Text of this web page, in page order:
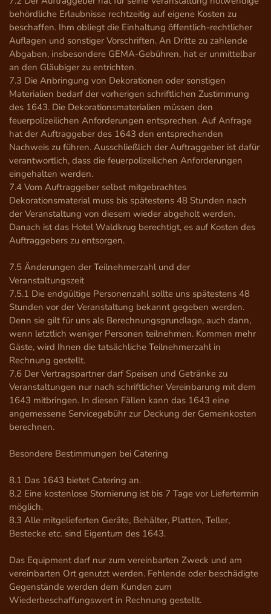
behördliche Erlaubnisse rechtzeitig auf eigene Kosten zu
beschaffen. Ihm obliegt die Einhaltung öffentlich-rechtlicher
Auflagen und sonstiger Vorschriften. An Dritte zu zahlende
Abgaben, insbesondere GEMA-Gebühren, hat er unmittelbar
an den Gläubiger zu entrichten.
7.3 Die Anbringung von Dekorationen oder sonstigen
Materialien bedarf der vorherigen schriftlichen Zustimmung
des 1643. Die Dekorationsmaterialien müssen den
feuerpolizeilichen Anforderungen entsprechen. Auf Anfrage
hat der Auftraggeber des 1643 den entsprechenden
Nachweis zu führen. Ausschließlich der Auftraggeber ist dafür
verantwortlich, dass die feuerpolizeilichen Anforderungen
eingehalten werden.
7.4 Vom Auftraggeber selbst mitgebrachtes
Dekorationsmaterial muss bis spätestens 48 Stunden nach
der Veranstaltung von diesem wieder abgeholt werden.
Danach ist das Hotel Waldkrug berechtigt, es auf Kosten des
Auftraggebers zu entsorgen.
7.5 Änderungen der Teilnehmerzahl und der
Veranstaltungszeit
7.5.1 Die endgültige Personenzahl sollte uns spätestens 48
Stunden vor der Veranstaltung bekannt gegeben werden.
Denn sie gilt für uns als Berechnungsgrundlage, auch dann,
wenn letztlich weniger Personen teilnehmen. Kommen mehr
Gäste, wird Ihnen die tatsächliche Teilnehmerzahl in
Rechnung gestellt.
7.6 Der Vertragspartner darf Speisen und Getränke zu
Veranstaltungen nur nach schriftlicher Vereinbarung mit dem
1643 mitbringen. In diesen Fällen kann das 1643 eine
angemessene Servicegebühr zur Deckung der Gemeinkosten
berechnen.
Besondere Bestimmungen bei Catering
8.1 Das 1643 bietet Catering an.
8.2 Eine kostenlose Stornierung ist bis 7 Tage vor Liefertermin
möglich.
8.3 Alle mitgelieferten Geräte, Behälter, Platten, Teller,
Bestecke etc. sind Eigentum des 1643.
Das Equipment darf nur zum vereinbarten Zweck und am
vereinbarten Ort genutzt werden. Fehlende oder beschädigte
Gegenstände werden dem Kunden zum
Wiederbeschaffungswert in Rechnung gestellt.